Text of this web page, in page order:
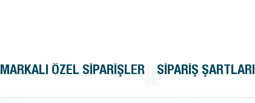
MARKALI ÖZEL SIPARIŞLER SIPARIŞ ŞARTLARI